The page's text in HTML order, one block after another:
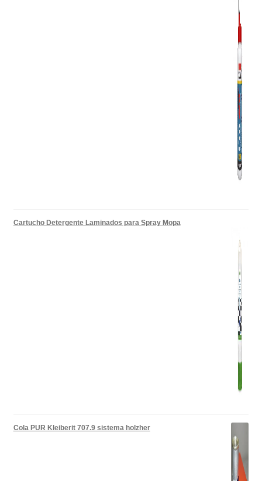
Cartucho Detergente Laminados para Spray Mopa
Cola PUR Kleiberit 707.9 sistema holzher